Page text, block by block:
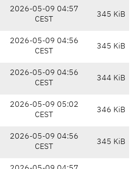
2026-05-09 04:57
CEST
345 KiB
2026-05-09 04:56
CEST
345 KiB
2026-05-09 04:56
CEST
344 KiB
2026-05-09 05:02
CEST
346 KiB
2026-05-09 04:56
CEST
345 KiB